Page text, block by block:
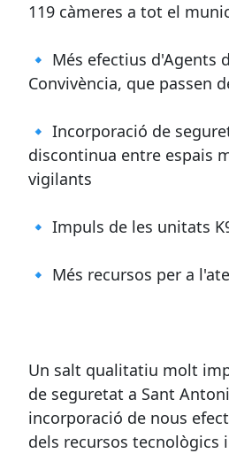
119 càmeres a tot el
🔹 Més efectius d'Agents
Convivència, que passen
🔹 Incorporació de
discontinua entre espais
vigilants
🔹 Impuls de les unitats
🔹 Més recursos per a
Un salt qualitatiu molt
de seguretat a Sant
incorporació de nous
dels recursos tecnològics